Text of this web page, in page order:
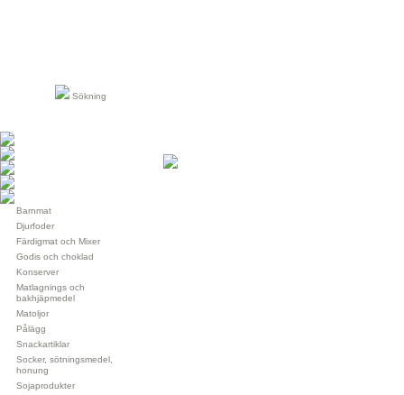
Sökning
Barnmat
Djurfoder
Färdigmat och Mixer
Godis och choklad
Konserver
Matlagnings och
bakhjäpmedel
Matoljor
Pålägg
Snackartiklar
Socker, sötningsmedel,
honung
Sojaprodukter